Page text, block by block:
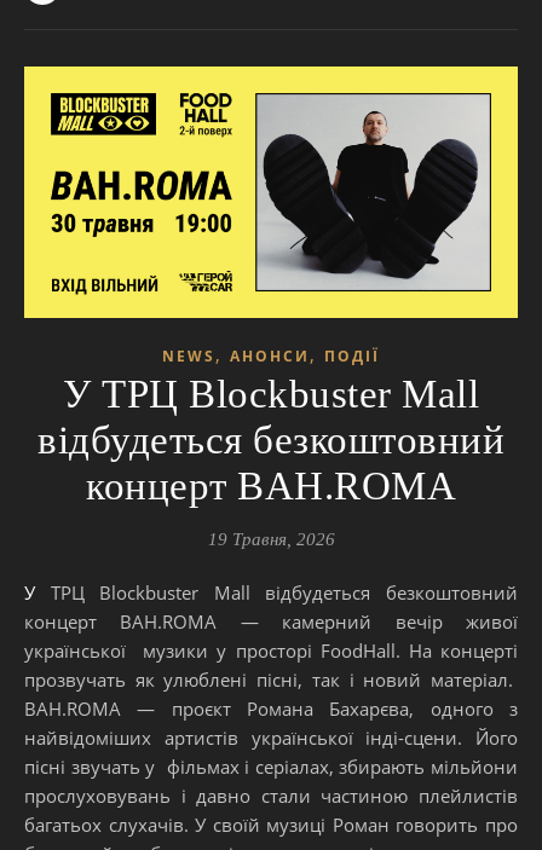
NEWS , АНОНСИ , ПОДІЇ
У ТРЦ Blockbuster Mall
відбудеться безкоштовний
концерт BAH.ROMA
19 Травня, 2026
У ТРЦ Blockbuster Mall відбудеться безкоштовний
концерт BAH.ROMA — камерний вечір живої
української музики у просторі FoodHall. На концерті
прозвучать як улюблені пісні, так і новий матеріал.
BAH.ROMA — проєкт Романа Бахарєва, одного з
найвідоміших артистів української інді-сцени. Його
пісні звучать у фільмах і серіалах, збирають мільйони
прослуховувань і давно стали частиною плейлистів
багатьох слухачів. У своїй музиці Роман говорить про